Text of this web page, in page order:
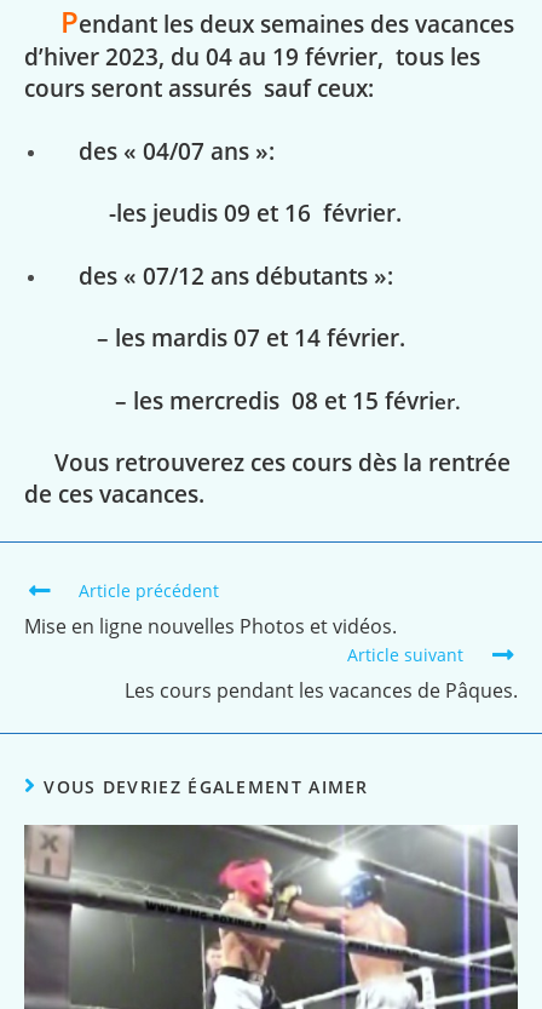
Pendant les deux semaines des vacances
d’hiver 2023, du 04 au 19 février, tous les
cours seront assurés sauf ceux:
des « 04/07 ans »:
-les jeudis 09 et 16 février.
des « 07/12 ans débutants »:
– les mardis 07 et 14 février.
– les mercredis 08 et 15 février.
Vous retrouverez ces cours dès la rentrée
de ces vacances.
Article précédent
Mise en ligne nouvelles Photos et vidéos.
Article suivant
Les cours pendant les vacances de Pâques.
VOUS DEVRIEZ ÉGALEMENT AIMER